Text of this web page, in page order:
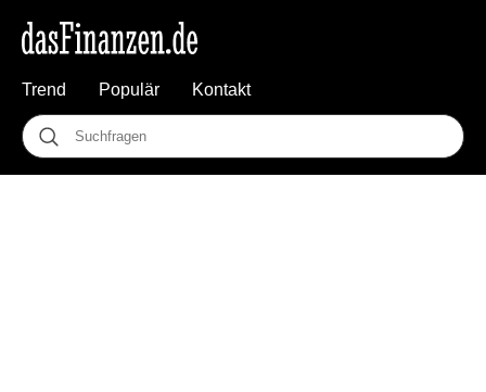
Trend Populär Kontakt